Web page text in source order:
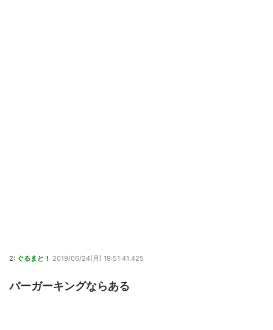
2: ぐるまと！ 2019/06/24(月) 19:51:41.425
バーガーキングならある